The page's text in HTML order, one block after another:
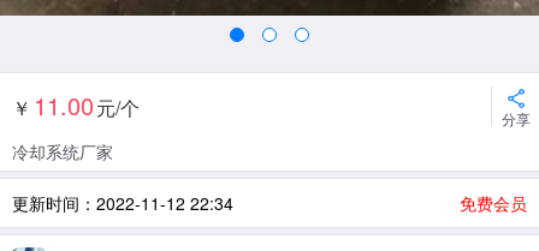
￥ 11.00元/个 分享
冷却系统厂家
更新时间：2022-11-12 22:34 免费会员